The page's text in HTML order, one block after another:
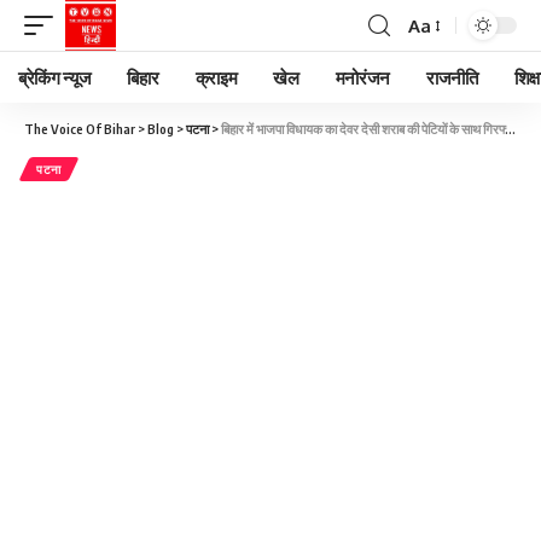
Aa
ब्रेकिंग न्यूज बिहार क्राइम खेल मनोरंजन राजनीति
The Voice Of Bihar >Blog >पटना>बिहार में भाजपा विधायक का देवर देसी शराब की पेटियों के साथ गिरफ्तार, गाड़ी के इंजन में छिपाई थी दारू
पटना